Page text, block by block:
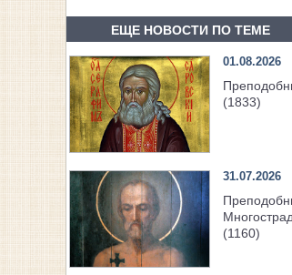
ЕЩЕ НОВОСТИ ПО ТЕМЕ
01.08.2026
(1833)
31.07.2026
(1160)